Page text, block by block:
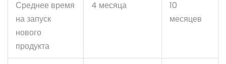
Среднее время
на запуск
нового
продукта
4 месяца
10
месяцев